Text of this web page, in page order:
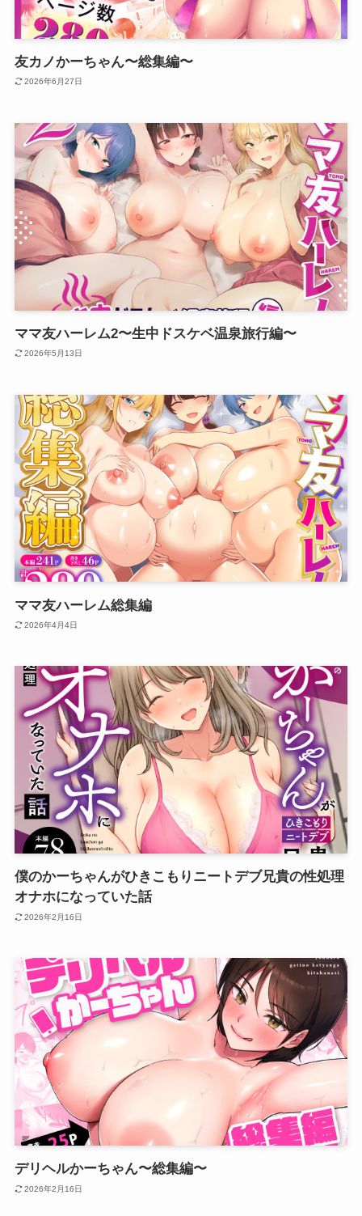
友カノかーちゃん〜総集編〜
2026年6月27日
ママ友ハーレム2〜生中ドスケベ温泉旅行編〜
2026年5月13日
ママ友ハーレム総集編
2026年4月4日
僕のかーちゃんがひきこもりニートデブ兄貴の性処理
オナホになっていた話
2026年2月16日
デリヘルかーちゃん〜総集編〜
2026年2月16日